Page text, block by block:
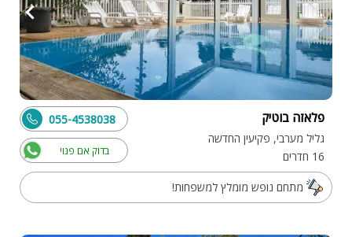
פלאזה בוטיק
גליל מערבי, פקיעין החדשה
16 חדרים
בדוק אם פנוי
055-4538038
מתחם נופש מומלץ למשפחות!